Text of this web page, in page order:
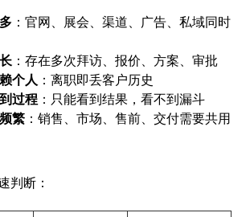
：官网、展会、渠道、广告、私域同时
：存在多次拜访、报价、方案、审批
个人 ：离职即丢客户历史
过程 ：只能看到结果，看不到漏斗
繁 ：销售、市场、售前、交付需要共用
判断：